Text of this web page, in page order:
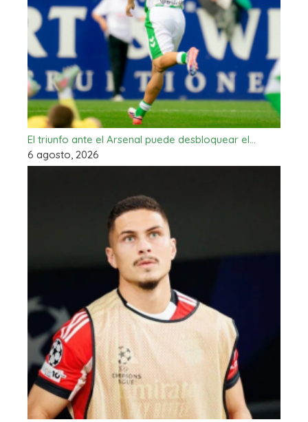
El triunfo ante el Arsenal puede desbloquear el…
6 agosto, 2026